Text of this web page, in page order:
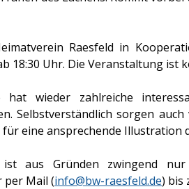
Raesfeld in
18:30 Uhr. Die Veranstaltung ist
hat wieder zahlreiche
Selbstverständlich sorgen
eine ansprechende Illustration
ist aus Gründen zwingend
per Mail (info@bw-raesfeld.de) bis